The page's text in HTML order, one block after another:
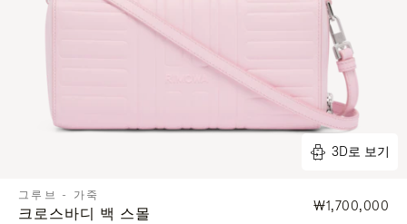
3D로 보기
그루브 - 가죽
크로스바디 백 스몰 ₩1,700,000